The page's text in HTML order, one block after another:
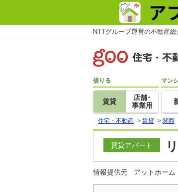
NTTグループ運営の不動産
借りる
賃貸
店舗･
事業用
マン
住宅・不動産 > 賃貸 > 関西
賃貸アパート
情報提供元 アットホーム